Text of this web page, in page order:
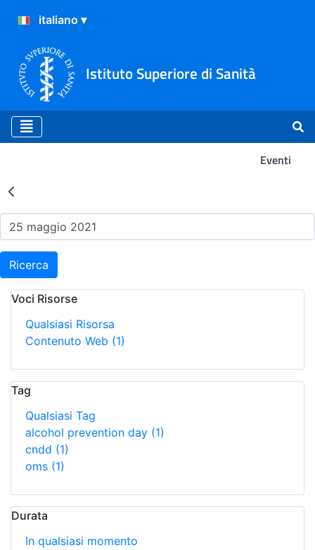
Istituto Superiore di Sanità
Eventi
Risultati della Ricerca -
Ricerca
Voci Risorse
Qualsiasi Risorsa
Contenuto Web (1)
Tag
Qualsiasi Tag
alcohol prevention day (1)
cndd (1)
oms (1)
Durata
In qualsiasi momento